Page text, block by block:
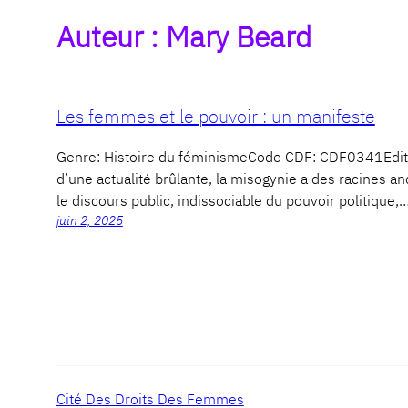
Auteur : Mary Beard
Les femmes et le pouvoir : un manifeste
Genre: Histoire du féminismeCode CDF:
d’une actualité brûlante, la misogynie a des racines
le discours public, indissociable du pouvoir politique,…
juin 2, 2025
Cité Des Droits Des Femmes